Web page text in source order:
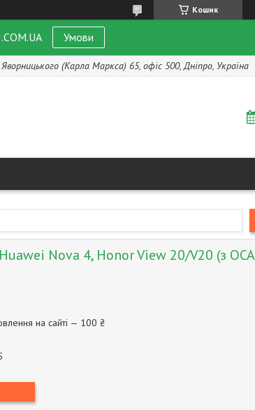
Кошик
Умови
(Карла Маркса) 65, офіс 500, Дніпро, Україна
Nova 4, Honor View 20/V20 (з OCA
на сайті — 100 ₴